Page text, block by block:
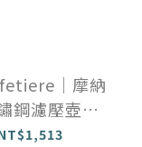
｜摩納
鋼濾壓壺｜
鋼青藍